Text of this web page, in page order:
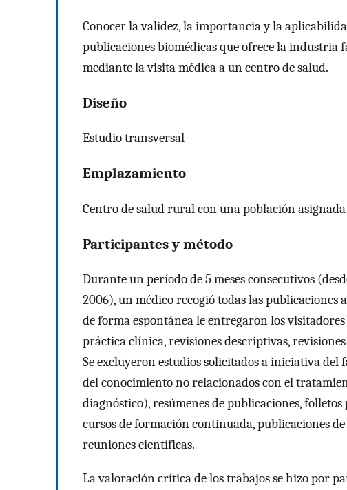
Conocer la validez, la importancia y la
publicaciones biomédicas que ofrece la
mediante la visita médica a un centro de salud.
Diseño
Estudio transversal
Emplazamiento
Centro de salud rural con una población asignada
Participantes y método
Durante un período de 5 meses consecutivos
2006), un médico recogió todas las
de forma espontánea le entregaron los
práctica clínica, revisiones descriptivas,
Se excluyeron estudios solicitados a iniciativa
del conocimiento no relacionados con el
diagnóstico), resúmenes de publicaciones,
cursos de formación continuada, publicaciones
reuniones científicas.
La valoración crítica de los trabajos se hizo por